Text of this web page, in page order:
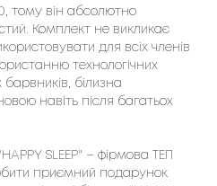
тому він абсолютно
Комплект не викликає
для всіх членів
технологічних
барвників, білизна
навіть після багатьох
SLEEP" – фірмовa ТЕП
приємний подарунок